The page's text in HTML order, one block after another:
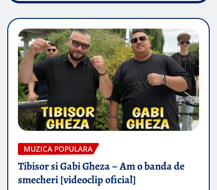
MUZICA POPULARA
Tibisor si Gabi Gheza – Am o banda de
smecheri [videoclip oficial]